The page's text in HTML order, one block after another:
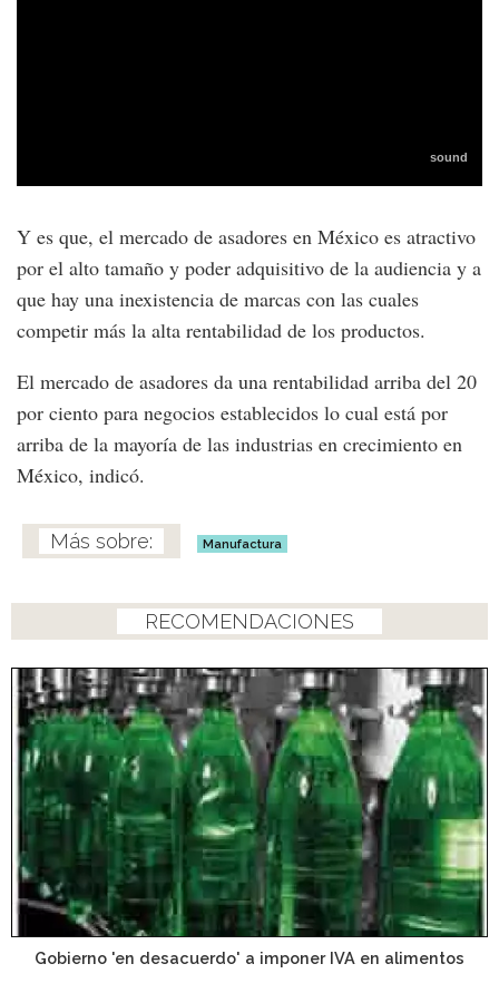
Y es que, el mercado de asadores en México es atractivo
por el alto tamaño y poder adquisitivo de la audiencia y a
que hay una inexistencia de marcas con las cuales
competir más la alta rentabilidad de los productos.
El mercado de asadores da una rentabilidad arriba del 20
por ciento para negocios establecidos lo cual está por
arriba de la mayoría de las industrias en crecimiento en
México, indicó.
Manufactura
RECOMENDACIONES
Gobierno 'en desacuerdo' a imponer IVA en alimentos